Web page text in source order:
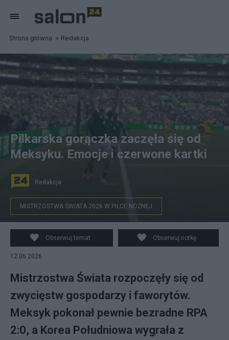
Strona główna Redakcja
Pilkarska gorączka zaczęła się od
Meksyku. Emocje i czerwone kartki
Redakcja
MISTRZOSTWA ŚWIATA 2026 W PIŁCE NOŻNEJ
Obserwuj temat Obserwuj notkę
12.06.2026
Mistrzostwa Świata rozpoczęły się od
zwycięstw gospodarzy i faworytów.
Meksyk pokonał pewnie bezradne RPA
2:0, a Korea Południowa wygrała z